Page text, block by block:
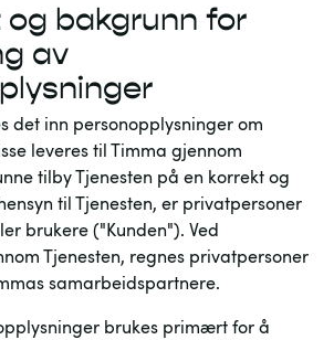
og bakgrunn for
av
det inn personopplysninger om
leveres til Timma gjennom
tilby Tjenesten på en korrekt og
til Tjenesten, er privatpersoner
brukere ("Kunden"). Ved
Tjenesten, regnes privatpersoner
samarbeidspartnere.
brukes primært for å